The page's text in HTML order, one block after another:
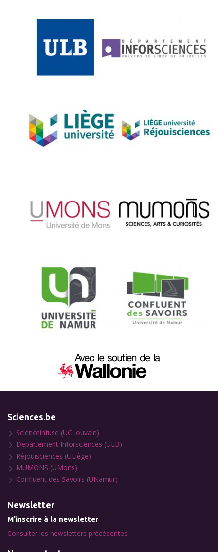
Sciences.be
Scienceinfuse (UCLouvain)
Département Inforsciences (ULB)
Réjouisciences (ULiège)
MUMONS (UMons)
Confluent des Savoirs (UNamur)
Newsletter
M'inscrire à la newsletter
Consulter les newsletters précédentes